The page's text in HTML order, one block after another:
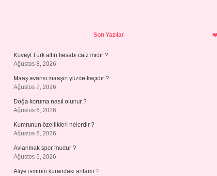
Son Yazılar
Kuveyt Türk altın hesabı caiz midir ?
Ağustos 8, 2026
Maaş avansı maaşın yüzde kaçıdır ?
Ağustos 7, 2026
Doğa koruma nasıl olunur ?
Ağustos 6, 2026
Kumrunun özellikleri nelerdir ?
Ağustos 6, 2026
Avlanmak spor mudur ?
Ağustos 5, 2026
Atiye isminin kurandaki anlamı ?